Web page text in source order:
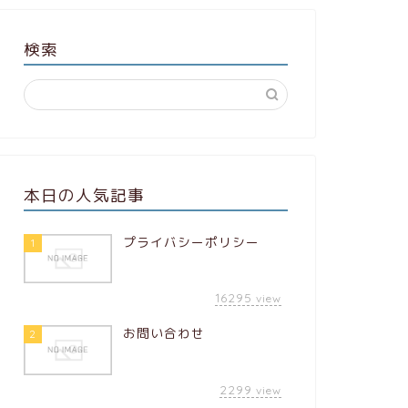
検索
本日の人気記事
1 プライバシーポリシー
16295 view
2 お問い合わせ
2299 view